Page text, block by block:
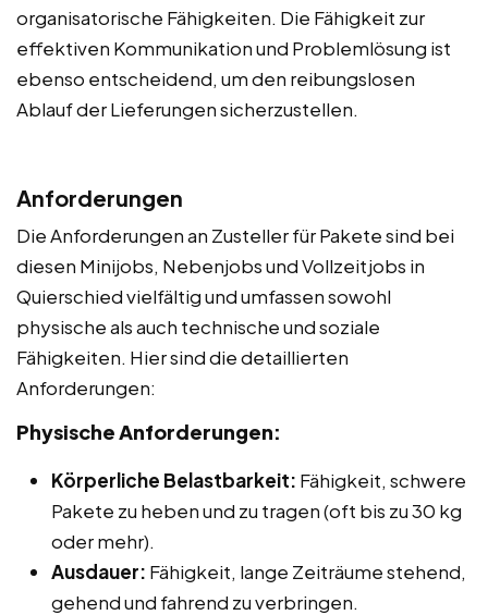
organisatorische Fähigkeiten. Die Fähigkeit zur
effektiven Kommunikation und Problemlösung ist
ebenso entscheidend, um den reibungslosen
Ablauf der Lieferungen sicherzustellen.
Anforderungen
Die Anforderungen an Zusteller für Pakete sind bei
diesen Minijobs, Nebenjobs und Vollzeitjobs in
Quierschied vielfältig und umfassen sowohl
physische als auch technische und soziale
Fähigkeiten. Hier sind die detaillierten
Anforderungen:
Physische Anforderungen:
Körperliche Belastbarkeit: Fähigkeit, schwere
Pakete zu heben und zu tragen (oft bis zu 30 kg
oder mehr).
Ausdauer: Fähigkeit, lange Zeiträume stehend,
gehend und fahrend zu verbringen.